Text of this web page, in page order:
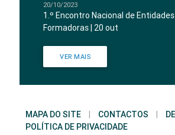
20/10/2023
1.º Encontro Nacional de Entidades
Formadoras | 20 out
VER MAIS
MAPA DO SITE | CONTACTOS |
POLÍTICA DE PRIVACIDADE